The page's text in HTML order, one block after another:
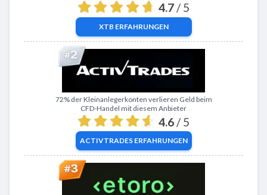
4.7 / 5
XTB ERFAHRUNGEN
Zu ActivTrades
72% der Kleinanlegerkonten verlieren Geld beim
CFD-Handel mit diesem Anbieter
4.6 / 5
ACTIVTRADESERFAHRUNGEN